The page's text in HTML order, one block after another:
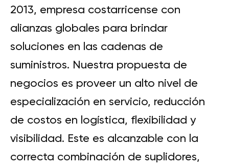
2013, empresa costarricense con
alianzas globales para brindar
soluciones en las cadenas de
suministros. Nuestra propuesta de
negocios es proveer un alto nivel de
especialización en servicio, reducción
de costos en logística, flexibilidad y
visibilidad. Este es alcanzable con la
correcta combinación de suplidores,